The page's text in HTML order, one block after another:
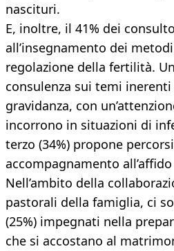
nascituri.
E, inoltre, il 41% dei
all’insegnamento dei
regolazione della fertilità.
consulenza sui temi
gravidanza, con
incorrono in situazioni di
terzo (34%) propone
accompagnamento all’affido
Nell’ambito della
pastorali della famiglia, ci
(25%) impegnati nella
che si accostano al